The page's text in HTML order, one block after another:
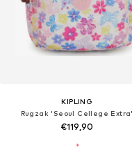
KIPLING
Rugzak 'Seoul Cellege Extra'
€119,90